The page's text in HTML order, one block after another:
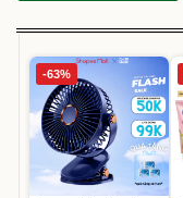
-63%